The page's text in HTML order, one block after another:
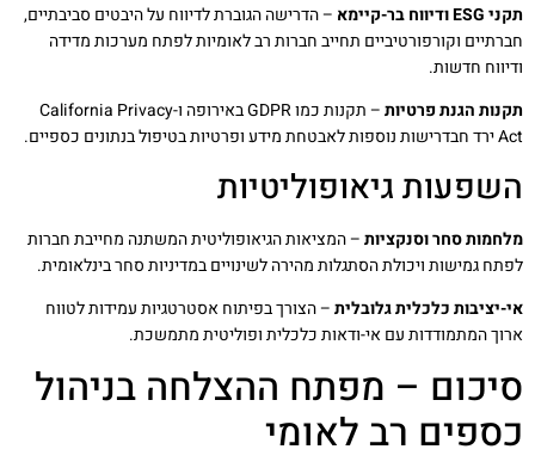
תקני ESG ודיווח בר-קיימא
– הדרישה הגוברת לדיווח על היבטים סביבתיים,
חברתיים וקורפורטיביים תחייב חברות רב לאומיות לפתח מערכות מדידה
ודיווח חדשות.
תקנות הגנת פרטיות
– תקנות כמו GDPR באירופה ו-California Privacy
Act ירד חבדרישות נוספות לאבטחת מידע ופרטיות בטיפול בנתונים כספיים.
השפעות גיאופוליטיות
מלחמות סחר וסנקציות– המציאות הגיאופוליטית המשתנה מחייבת חברות
לפתח גמישות ויכולת הסתגלות מהירה לשינויים במדיניות סחר בינלאומית.
אי-יציבות כלכלית גלובלית– הצורך בפיתוח אסטרטגיות עמידות לטווח
ארוך המתמודדות עם אי-ודאות כלכלית ופוליטית מתמשכת.
סיכום – מפתח ההצלחה בניהול
כספים רב לאומי